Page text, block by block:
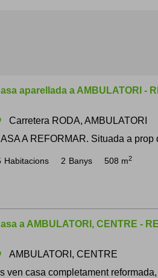
aparellada a AMBULATORI -
Carretera RODA, AMBULATORI
A REFORMAR. Situada a
Habitacions 2 Banys 508 m2
a AMBULATORI, CENTRE -
AMBULATORI, CENTRE
ven casa completament